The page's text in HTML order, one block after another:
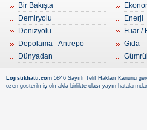
Bir Bakışta
Demiryolu
Denizyolu
Depolama - Antrepo
Dünyadan
Enerji
Fuar /
Gıda
Lojistikhatti.com 5846 Sayıılı Telif Hakları Kanunu
özen gösterilmiş olmakla birlikte olası yayın